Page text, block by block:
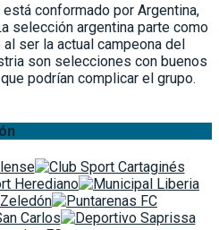
conformado por Argentina,
selección argentina parte como
ser la actual campeona del
son selecciones con buenos
podrían complicar el grupo.